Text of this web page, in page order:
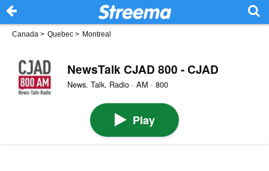
Canada > Quebec > Montreal
NewsTalk CJAD 800 - CJAD
News. Talk. Radio · AM · 800
Play